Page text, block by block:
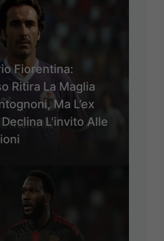
Fiorentina:
Ritira La Maglia
Ma L’ex
L’invito Alle